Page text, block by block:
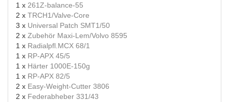
1 x 261Z-balance-55
2 x TRCH1/Valve-Core
3 x Universal Patch SMT1/50
2 x Zubehör Maxi-Lem/Volvo 8595
1 x Radialpfl.MCX 68/1
1 x RP-APX 45/5
1 x Härter 1000E-150g
1 x RP-APX 82/5
2 x Easy-Weight-Cutter 3806
2 x Federabheber 331/43